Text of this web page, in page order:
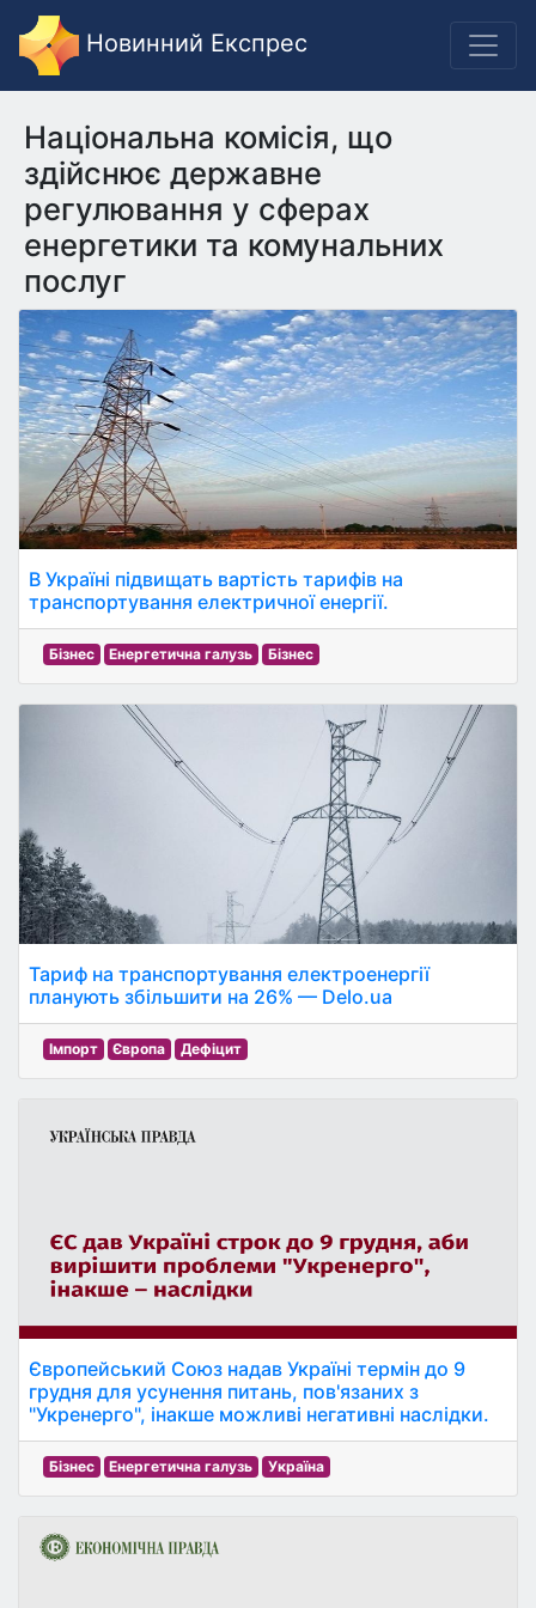
Новинний Експрес
Національна комісія, що
здійснює державне
регулювання у сферах
енергетики та комунальних
послуг
В Україні підвищать вартість тарифів на
транспортування електричної енергії.
Бізнес Енергетична галузь Бізнес
Тариф на транспортування електроенергії
планують збільшити на 26% — Delo.ua
Імпорт Європа Дефіцит
Європейський Союз надав Україні термін до 9
грудня для усунення питань, пов'язаних з
"Укренерго", інакше можливі негативні наслідки.
Бізнес Енергетична галузь Україна